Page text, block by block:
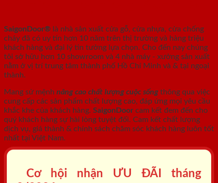
SaigonDoor® là nhà sản xuất cửa gỗ, cửa nhựa, cửa chống
cháy đã có uy tín hơn 10 năm trên thị trường và hàng triệu
khách hàng và đại lý tin tưởng lựa chọn. Cho đến nay chúng
tôi sở hữu hơn 10 showroom và 4 nhà máy - xưởng sản xuất
nằm ở vị trí trung tâm thành phố Hồ Chí Minh và & tại ngoại
thành.
Mang sứ mệnh nâng cao chất lượng cuộc sống thông qua việc
cung cấp các sản phẩm chất lượng cao, đáp ứng mọi yêu cầu
khắc khe của khách hàng. SaigonDoor cam kết đem đến cho
quý khách hàng sự hài lòng tuyệt đối. Cam kết chất lượng
dịch vụ, giá thành & chính sách chăm sóc khách hàng luôn tốt
nhất tại Việt Nam.
Cơ hội nhận ƯU ĐÃI tháng